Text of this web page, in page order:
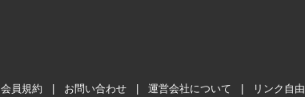
会員規約 お問い合わせ 運営会社について リンク自由